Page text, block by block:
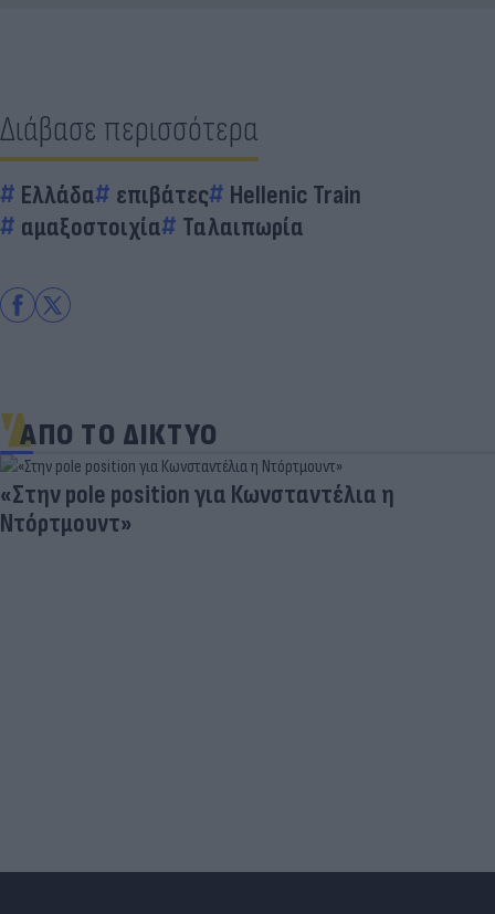
Διάβασε περισσότερα
Ελλάδα επιβάτες
Hellenic Train
αμαξοστοιχία
Ταλαιπωρία
ΑΠΟ ΤΟ ΔΙΚΤΥΟ